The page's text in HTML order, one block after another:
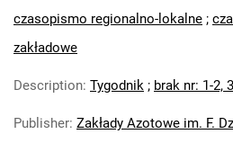
Tarnowskie Azoty : Organ
Tarnowskie Azoty :
Feliksa Dzierżyńskiego.
czasopismo regionalno-lokalne ;
zakładowe
Description: Tygodnik ; brak nr: 1-2,
Publisher: Zakłady Azotowe im. F.